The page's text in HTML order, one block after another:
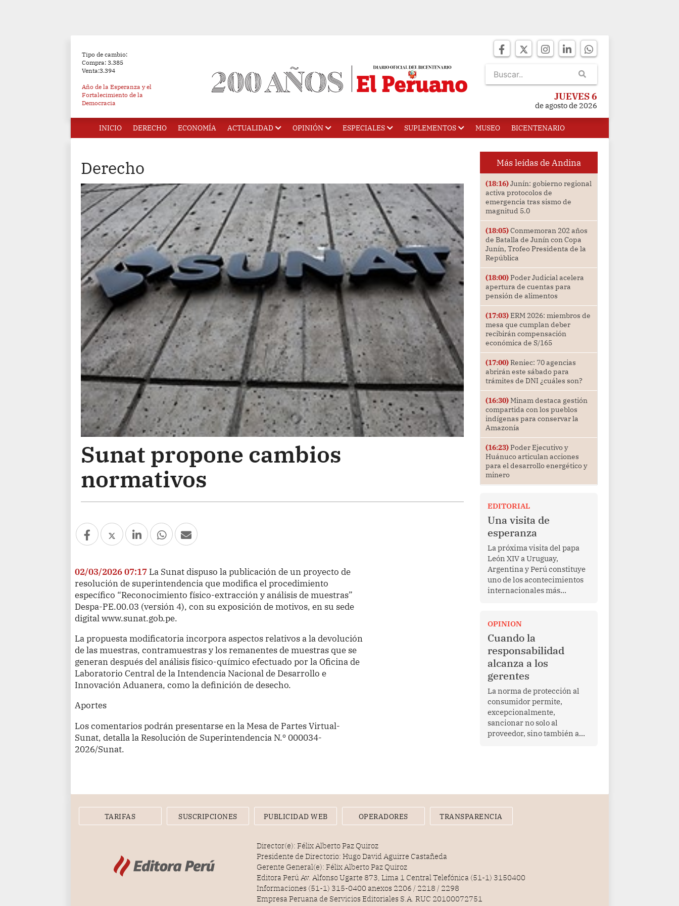
Tipo de cambio:
Compra: 3.385
Venta:3.394
Año de la Esperanza y el
Fortalecimiento de la
Democracia
JUEVES 6
de agosto de 2026
INICIO DERECHO ECONOMÍA ACTUALIDAD OPINIÓN ESPECIALES SUPLEMENTOS MUSEO BICENTENARIO
Derecho
Sunat propone cambios
normativos
02/03/2026 07:17 La Sunat dispuso la publicación de un proyecto de
resolución de superintendencia que modifica el procedimiento
específico “Reconocimiento físico-extracción y análisis de muestras”
Despa-PE.00.03 (versión 4), con su exposición de motivos, en su sede
digital www.sunat.gob.pe.
La propuesta modificatoria incorpora aspectos relativos a la devolución
de las muestras, contramuestras y los remanentes de muestras que se
generan después del análisis físico-químico efectuado por la Oficina de
Laboratorio Central de la Intendencia Nacional de Desarrollo e
Innovación Aduanera, como la definición de desecho.
Aportes
Los comentarios podrán presentarse en la Mesa de Partes Virtual-
Sunat, detalla la Resolución de Superintendencia N.º 000034-
2026/Sunat.
Más leídas de Andina
(18:16)Junín: gobierno regional
activa protocolos de
emergencia tras sismo de
magnitud 5.0
(18:05)Conmemoran 202 años
de Batalla de Junín con Copa
Junín, Trofeo Presidenta de la
República
(18:00)Poder Judicial acelera
apertura de cuentas para
pensión de alimentos
(17:03)ERM 2026: miembros de
mesa que cumplan deber
recibirán compensación
económica de S/165
(17:00)Reniec: 70 agencias
abrirán este sábado para
trámites de DNI ¿cuáles son?
(16:30)Minam destaca gestión
compartida con los pueblos
indígenas para conservar la
Amazonía
(16:23)Poder Ejecutivo y
Huánuco articulan acciones
para el desarrollo energético y
minero
EDITORIAL
Una visita de
esperanza
La próxima visita del papa
León XIV a Uruguay,
Argentina y Perú constituye
uno de los acontecimientos
internacionales más
Más allá de su dimensión
religiosa, esta gira
representa una oportunidad
para reafirmar el valor del
diálogo, fortalecer los
vínculos entre los pueblos y
proyectar una imagen de
cooperación en una región
que enfrenta desafíos en
materia de desarrollo,
cohesión social y
gobernabilidad.
OPINION
Cuando la
responsabilidad
alcanza a los
gerentes
La norma de protección al
consumidor permite,
excepcionalmente,
sancionar no solo al
proveedor, sino también a
culpa inexcusable en el
planeamiento, la realización
o la ejecución de la
frustrada realización de un
TARIFAS SUSCRIPCIONES PUBLICIDAD WEB OPERADORES TRANSPARENCIA
Director(e): Félix Alberto Paz Quiroz
Presidente de Directorio: Hugo David Aguirre Castañeda
Gerente General(e): Félix Alberto Paz Quiroz
Editora Perú Av. Alfonso Ugarte 873, Lima 1 Central Telefónica (51-1) 3150400
Informaciones (51-1) 315-0400 anexos 2206 / 2218 / 2298
Empresa Peruana de Servicios Editoriales S.A. RUC 20100072751